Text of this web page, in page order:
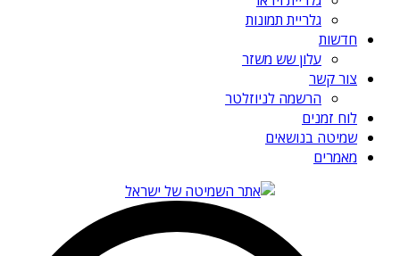
גלריית תמונות
חדשות
עלון שש משזר
צור קשר
הרשמה לניוזלטר
לוח זמנים
שמיטה בנושאים
מאמרים